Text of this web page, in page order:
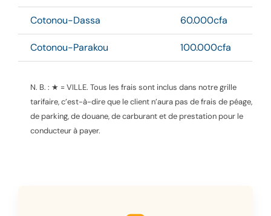
Cotonou-Dassa 60.000cfa
Cotonou-Parakou 100.000cfa
N. B. : ★ = VILLE. Tous les frais sont inclus dans notre grille
tarifaire, c’est-à-dire que le client n’aura pas de frais de péage,
de parking, de douane, de carburant et de prestation pour le
conducteur à payer.